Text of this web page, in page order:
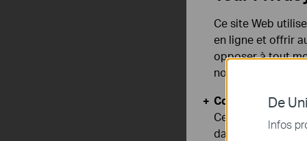
De
Infos
Ce site Web
en ligne et offrir
opposer à tout
notre
Cookies basiques
Ces cookies sont
dans vos